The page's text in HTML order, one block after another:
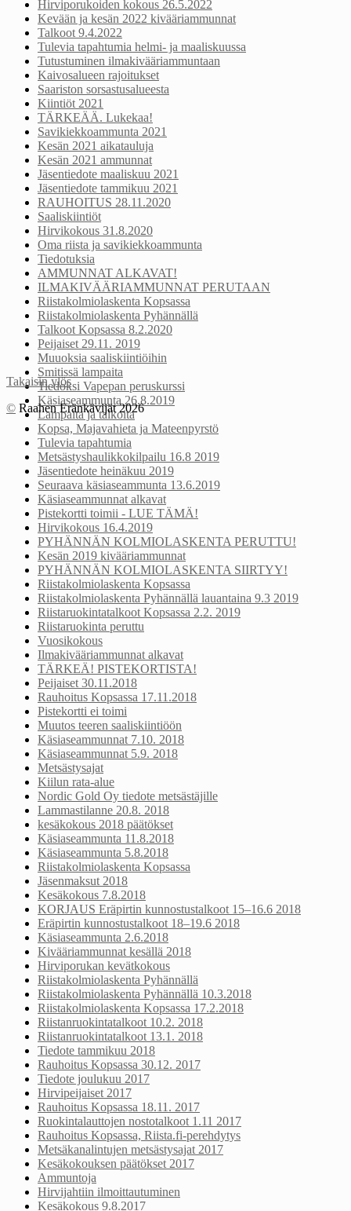
Hirviporukoiden kokous 26.5.2022
Kevään ja kesän 2022 kivääriammunnat
Talkoot 9.4.2022
Tulevia tapahtumia helmi- ja maaliskuussa
Tutustuminen ilmakivääriammuntaan
Kaivosalueen rajoitukset
Saariston sorsastusalueesta
Kiintiöt 2021
TÄRKEÄÄ. Lukekaa!
Savikiekkoammunta 2021
Kesän 2021 aikatauluja
Kesän 2021 ammunnat
Jäsentiedote maaliskuu 2021
Jäsentiedote tammikuu 2021
RAUHOITUS 28.11.2020
Saaliskiintiöt
Hirvikokous 31.8.2020
Oma riista ja savikiekkoammunta
Tiedotuksia
AMMUNNAT ALKAVAT!
ILMAKIVÄÄRIAMMUNNAT PERUTAAN
Riistakolmiolaskenta Kopsassa
Riistakolmiolaskenta Pyhännällä
Talkoot Kopsassa 8.2.2020
Peijaiset 29.11. 2019
Muuoksia saaliskiintiöihin
Smitissä lampaita
Tiedoksi Vapepan peruskurssi
Käsiaseammunta 26.8.2019
Lampaita ja talkoita
Kopsa, Majavahieta ja Mateenpyrstö
Tulevia tapahtumia
Metsästyshaulikkokilpailu 16.8 2019
Jäsentiedote heinäkuu 2019
Seuraava käsiaseammunta 13.6.2019
Käsiaseammunnat alkavat
Pistekortti toimii - LUE TÄMÄ!
Hirvikokous 16.4.2019
PYHÄNNÄN KOLMIOLASKENTA PERUTTU!
Kesän 2019 kivääriammunnat
PYHÄNNÄN KOLMIOLASKENTA SIIRTYY!
Riistakolmiolaskenta Kopsassa
Riistakolmiolaskenta Pyhännällä lauantaina 9.3 2019
Riistaruokintatalkoot Kopsassa 2.2. 2019
Riistaruokinta peruttu
Vuosikokous
Ilmakivääriammunnat alkavat
TÄRKEÄ! PISTEKORTISTA!
Peijaiset 30.11.2018
Rauhoitus Kopsassa 17.11.2018
Pistekortti ei toimi
Muutos teeren saaliskiintiöön
Käsiaseammunnat 7.10. 2018
Käsiaseammunnat 5.9. 2018
Metsästysajat
Kiilun rata-alue
Nordic Gold Oy tiedote metsästäjille
Lammastilanne 20.8. 2018
kesäkokous 2018 päätökset
Käsiaseammunta 11.8.2018
Käsiaseammunta 5.8.2018
Riistakolmiolaskenta Kopsassa
Jäsenmaksut 2018
Kesäkokous 7.8.2018
KORJAUS Eräpirtin kunnostustalkoot 15–16.6 2018
Eräpirtin kunnostustalkoot 18–19.6 2018
Käsiaseammunta 2.6.2018
Kivääriammunnat kesällä 2018
Hirviporukan kevätkokous
Riistakolmiolaskenta Pyhännällä
Riistakolmiolaskenta Pyhännällä 10.3.2018
Riistakolmiolaskenta Kopsassa 17.2.2018
Riistanruokintatalkoot 10.2. 2018
Riistanruokintatalkoot 13.1. 2018
Tiedote tammikuu 2018
Rauhoitus Kopsassa 30.12. 2017
Tiedote joulukuu 2017
Hirvipeijaiset 2017
Rauhoitus Kopsassa 18.11. 2017
Ruokintalauttojen nostotalkoot 1.11 2017
Rauhoitus Kopsassa, Riista.fi-perehdytys
Metsäkanalintujen metsästysajat 2017
Kesäkokouksen päätökset 2017
Ammuntoja
Hirvijahtiin ilmoittautuminen
Kesäkokous 9.8.2017
Takaisin ylös
© Raahen Eränkävijät 2026